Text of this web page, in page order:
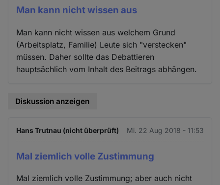
Man kann nicht wissen aus
Man kann nicht wissen aus welchem Grund
(Arbeitsplatz, Familie) Leute sich "verstecken"
müssen. Daher sollte das Debattieren
hauptsächlich vom Inhalt des Beitrags abhängen.
Diskussion anzeigen
Hans Trutnau (nicht überprüft) Mi. 22 Aug 2018 - 11:53
Mal ziemlich volle Zustimmung
Mal ziemlich volle Zustimmung; aber auch nicht